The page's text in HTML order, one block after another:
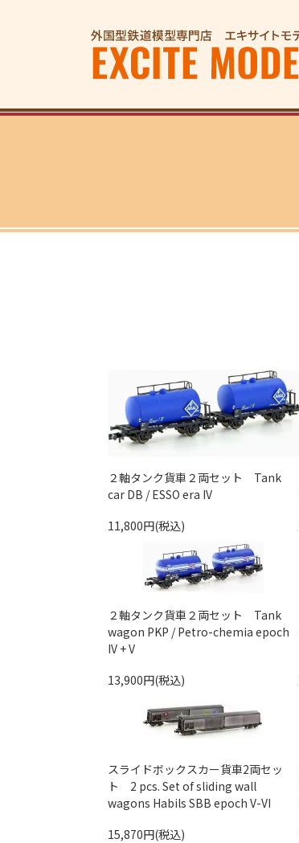
２軸タンク貨車２両セット Tank
car DB / ESSO era IV
11,800円(税込)
２軸タンク貨車２両セット Tank
wagon PKP / Petro-chemia epoch
IV + V
13,900円(税込)
スライドボックスカー貨車2両セッ
ト 2 pcs. Set of sliding wall
wagons Habils SBB epoch V-VI
15,870円(税込)